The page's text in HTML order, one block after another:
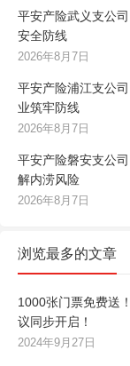
平安产险武义支公
安全防线
2026年8月7日
平安产险浦江支公
业筑牢防线
2026年8月7日
平安产险磐安支公
解内涝风险
2026年8月7日
浏览最多的文章
1000张门票免费送
议同步开启！
2024年9月27日